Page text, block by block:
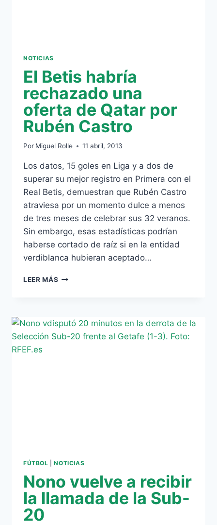
NOTICIAS
El Betis habría
rechazado una
oferta de Qatar por
Rubén Castro
Por Miguel Rolle 11 abril, 2013
Los datos, 15 goles en Liga y a dos de
superar su mejor registro en Primera con el
Real Betis, demuestran que Rubén Castro
atraviesa por un momento dulce a menos
de tres meses de celebrar sus 32 veranos.
Sin embargo, esas estadísticas podrían
haberse cortado de raíz si en la entidad
verdiblanca hubieran aceptado…
LEER MÁS
OFERTA
DE
FÚTBOL |NOTICIAS
Nono vuelve a recibir
la llamada de la Sub-
20